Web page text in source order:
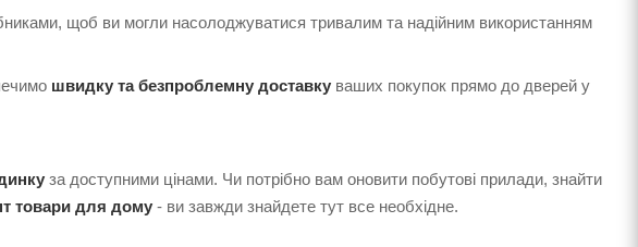
щоб ви могли насолоджуватися тривалим та надійним використанням
швидку та безпроблемну доставку ваших покупок прямо до дверей у
за доступними цінами. Чи потрібно вам оновити побутові прилади, знайти
товари для дому - ви завжди знайдете тут все необхідне.